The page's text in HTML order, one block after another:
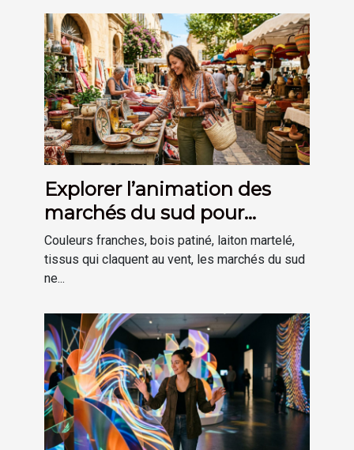
Explorer l’animation des
marchés du sud pour
inspirer sa déco
Couleurs franches, bois patiné, laiton martelé,
tissus qui claquent au vent, les marchés du sud
ne...